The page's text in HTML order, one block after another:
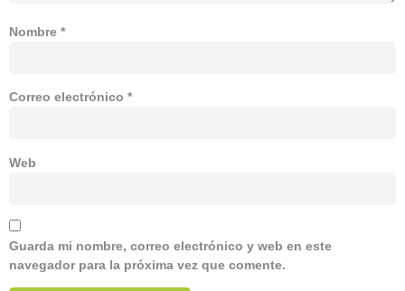
Nombre *
Correo electrónico *
Web
Guarda mi nombre, correo electrónico y web en este
navegador para la próxima vez que comente.